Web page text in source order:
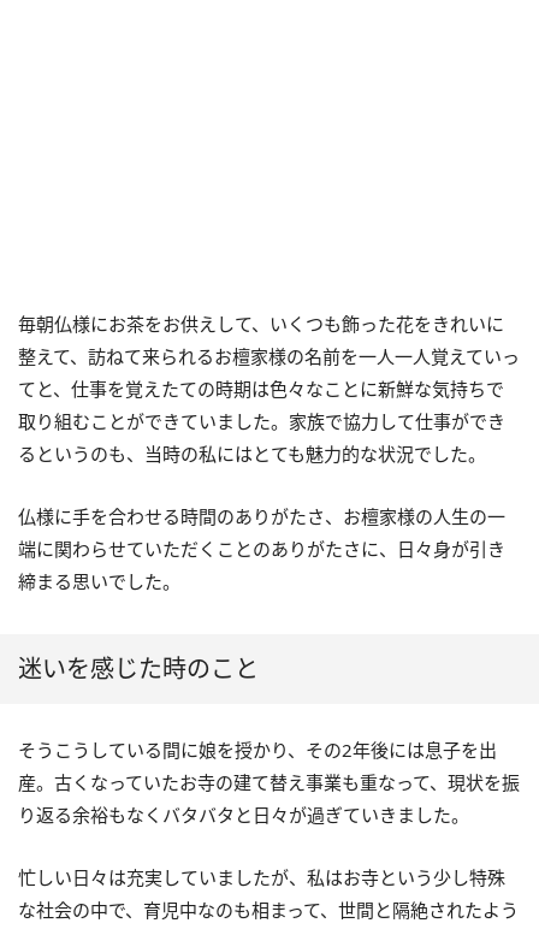
毎朝仏様にお茶をお供えして、いくつも飾った花をきれいに
整えて、訪ねて来られるお檀家様の名前を一人一人覚えていっ
てと、仕事を覚えたての時期は色々なことに新鮮な気持ちで
取り組むことができていました。家族で協力して仕事ができ
るというのも、当時の私にはとても魅力的な状況でした。
仏様に手を合わせる時間のありがたさ、お檀家様の人生の一
端に関わらせていただくことのありがたさに、日々身が引き
締まる思いでした。
迷いを感じた時のこと
そうこうしている間に娘を授かり、その2年後には息子を出
産。古くなっていたお寺の建て替え事業も重なって、現状を振
り返る余裕もなくバタバタと日々が過ぎていきました。
忙しい日々は充実していましたが、私はお寺という少し特殊
な社会の中で、育児中なのも相まって、世間と隔絶されたよう